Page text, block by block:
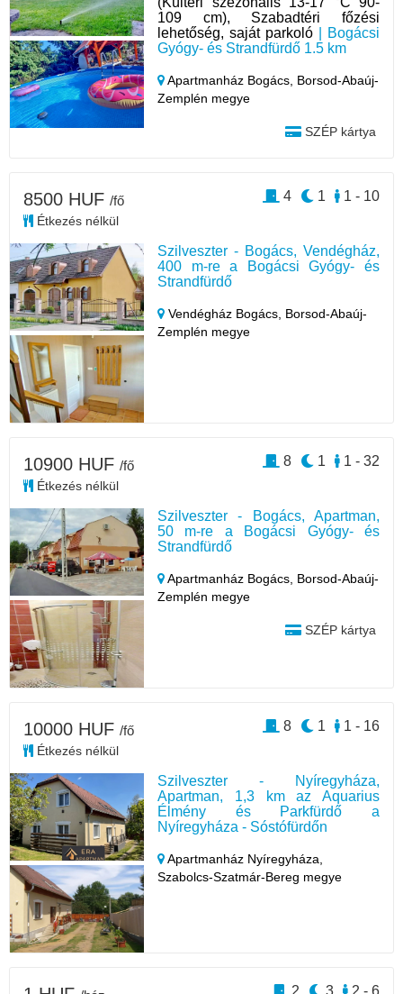
109 cm), Szabadtéri főzési
lehetőség, saját parkoló | Bogácsi
Gyógy- és Strandfürdő 1.5 km
Apartmanház Bogács, Borsod-Abaúj-
Zemplén megye
SZÉP kártya
Szilveszter - Bogács, Vendégház,
400 m-re a Bogácsi Gyógy- és
Strandfürdő
Vendégház Bogács, Borsod-Abaúj-
Zemplén megye
8500 HUF /fő
Étkezés nélkül
1 - 10
1
4
Szilveszter - Bogács, Apartman,
50 m-re a Bogácsi Gyógy- és
Strandfürdő
Apartmanház Bogács, Borsod-Abaúj-
Zemplén megye
SZÉP kártya
10900 HUF /fő
Étkezés nélkül
1 - 32
1
8
Szilveszter - Nyíregyháza,
Apartman, 1,3 km az Aquarius
Élmény és Parkfürdő a
Nyíregyháza - Sóstófürdőn
Apartmanház Nyíregyháza,
Szabolcs-Szatmár-Bereg megye
10000 HUF /fő
Étkezés nélkül
1 - 16
1
8
2 - 6
3
2